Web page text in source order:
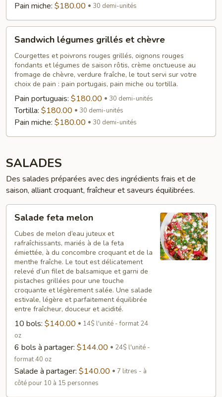
Pain miche: $180.00 30 demi-unités
légumes
grillés
chèvre
Sandwich légumes grillés et chèvre
Courgettes et poivrons rouges grillés, oignons rouges
fondants et légumes de saison rôtis, crème onctueuse au
fromage de chèvre, verdure fraîche, le tout servi sur votre
choix de pain : pain portugais, pain miche ou tortilla.
Pain portuguais: $180.00 30 demi-unités
Tortilla: $180.00 30 demi-unités
Pain miche: $180.00 30 demi-unités
SALADES
Des salades préparées avec des ingrédients frais et de
saison, alliant croquant, fraîcheur et saveurs équilibrées.
feta
melon
Salade feta melon
Cubes de melon d’eau juteux et
rafraîchissants, mariés à de la feta
émiettée, à du concombre croquant et de la
menthe fraîche. Le tout est délicatement
relevé d’un filet de balsamique et garni de
pistaches grillées pour une touche
croquante et légèrement salée. Une salade
estivale, légère et parfaitement équilibrée
entre fraîcheur, douceur et acidité.
10 bols: $140.00
14$ l'unité - format 24
oz
6 bols à partager: $144.00
24$ l'unité -
format 40 oz
Salade à partager: $140.00
7 litres - à
côté pour 10 à 15 personnes